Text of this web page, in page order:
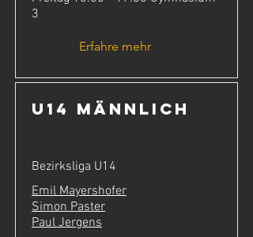
3
Erfahre mehr
U14 männlich
Bezirksliga U14
Emil Mayershofer
Simon Paster
Paul Jergens